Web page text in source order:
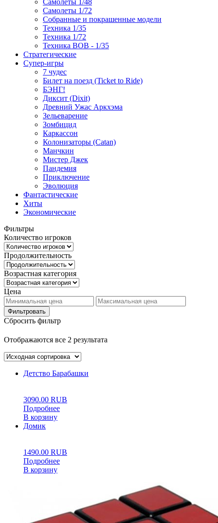
Самолеты 1/48
Самолеты 1/72
Собранные и покрашенные модели
Техника 1/35
Техника 1/72
Техника ВОВ - 1/35
Стратегические
Супер-игры
7 чудес
Билет на поезд (Ticket to Ride)
БЭНГ!
Диксит (Dixit)
Древний Ужас Аркхэма
Зельеварение
Зомбицид
Каркассон
Колонизаторы (Catan)
Манчкин
Мистер Джек
Пандемия
Приключение
Эволюция
Фантастические
Хиты
Экономические
Фильтры
Количество игроков
Продолжительность
Возрастная категория
Цена
Фильтровать
Сбросить фильтр
Отображаются все 2 результата
Детство Барабашки
3090.00 RUB
Подробнее
В корзину
Домик
1490.00 RUB
Подробнее
В корзину